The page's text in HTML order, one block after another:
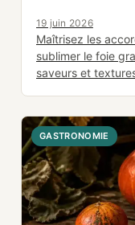
19 juin 2026
Maîtrisez les
sublimer le foie
saveurs et
GASTRONOMIE